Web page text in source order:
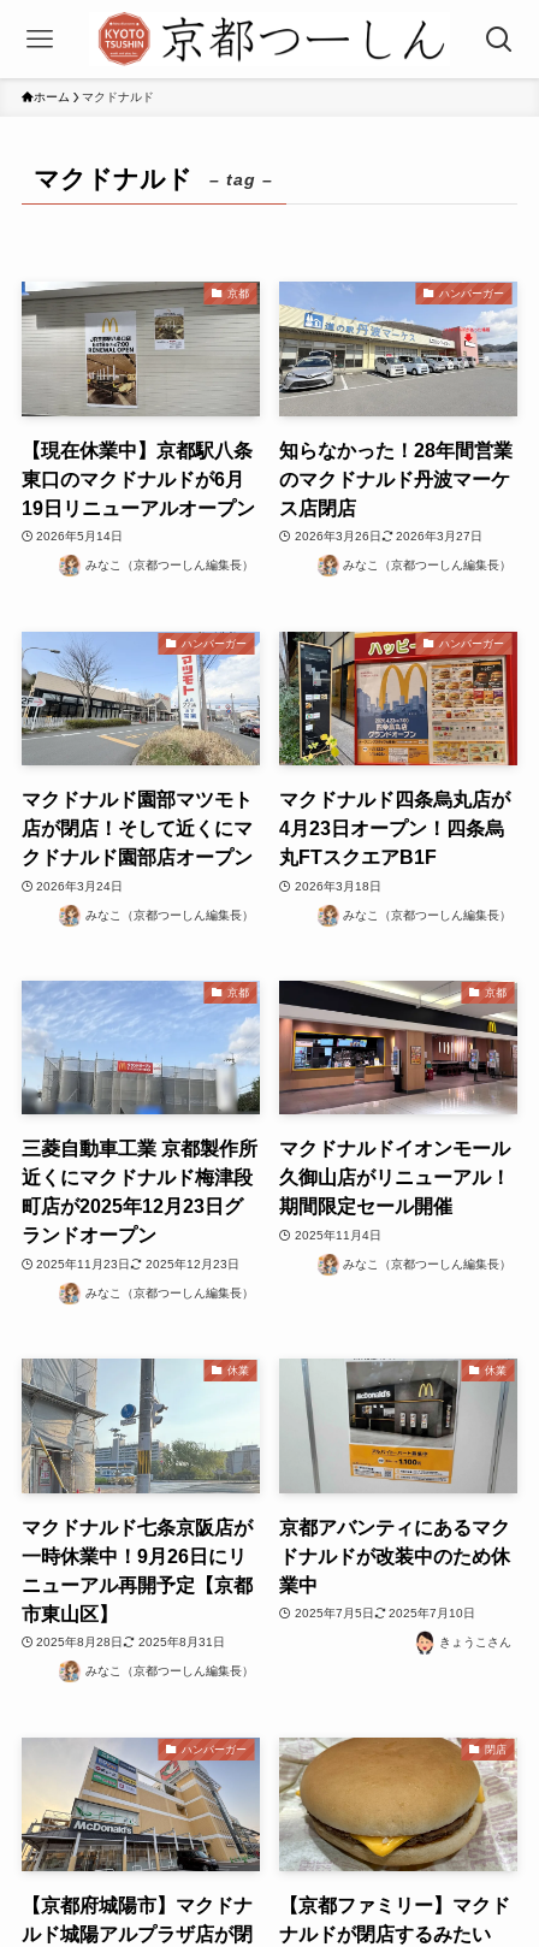
ホーム マクドナルド
マクドナルド – tag –
京都
【現在休業中】京都駅八条
東口のマクドナルドが6月
19日リニューアルオープン
2026年5月14日
みなこ（京都つーしん編集長）
ハンバーガー
知らなかった！28年間営業
のマクドナルド丹波マーケ
ス店閉店
2026年3月26日 2026年3月27日
みなこ（京都つーしん編集長）
ハンバーガー
マクドナルド園部マツモト
店が閉店！そして近くにマ
クドナルド園部店オープン
2026年3月24日
みなこ（京都つーしん編集長）
ハンバーガー
マクドナルド四条烏丸店が
4月23日オープン！四条烏
丸FTスクエアB1F
2026年3月18日
みなこ（京都つーしん編集長）
京都
三菱自動車工業 京都製作所
近くにマクドナルド梅津段
町店が2025年12月23日グ
ランドオープン
2025年11月23日 2025年12月23日
みなこ（京都つーしん編集長）
京都
マクドナルドイオンモール
久御山店がリニューアル！
期間限定セール開催
2025年11月4日
みなこ（京都つーしん編集長）
休業
マクドナルド七条京阪店が
一時休業中！9月26日にリ
ニューアル再開予定【京都
市東山区】
2025年8月28日 2025年8月31日
みなこ（京都つーしん編集長）
休業
京都アバンティにあるマク
ドナルドが改装中のため休
業中
2025年7月5日 2025年7月10日
きょうこさん
ハンバーガー
【京都府城陽市】マクドナ
ルド城陽アルプラザ店が閉
閉店
【京都ファミリー】マクド
ナルドが閉店するみたい